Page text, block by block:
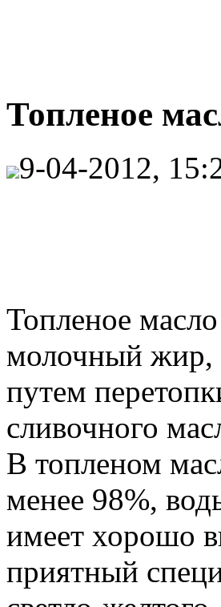
Топленое
9-04-2012,
Топленое
молочный жир,
путем
сливочного
В топленом
менее 98%,
имеет хорошо
приятный